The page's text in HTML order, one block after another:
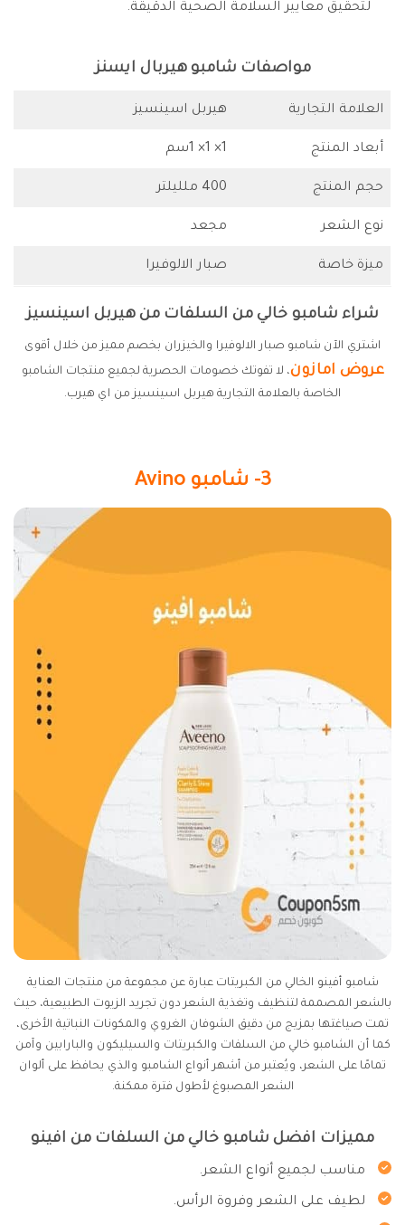
لتحقيق معايير السلامة الصحية الدقيقة.
مواصفات شامبو هيربال ايسنز
العلامة التجارية هيربل اسينسيز
أبعاد المنتج 1× 1× 1سم
حجم المنتج 400 ملليلتر
نوع الشعر مجعد
ميزة خاصة صبار الالوفيرا
شراء شامبو خالي من السلفات من هيربل اسينسيز
اشتري الآن شامبو صبار الالوفيرا والخيزران بخصم مميز من خلال أقوى
عروض امازون، لا تفوتك خصومات الحصرية لجميع منتجات الشامبو
الخاصة بالعلامة التجارية هيربل اسينسيز من اي هيرب.
3- شامبو Avino
شامبو أفينو الخالي من الكبريتات عبارة عن مجموعة من منتجات العناية
بالشعر المصممة لتنظيف وتغذية الشعر دون تجريد الزيوت الطبيعية، حيث
تمت صياغتها بمزيج من دقيق الشوفان الغروي والمكونات النباتية الأخرى،
كما أن الشامبو خالي من السلفات والكبريتات والسيليكون والبارابين وآمن
تمامًا على الشعر، ويُعتبر من أشهر أنواع الشامبو والذي يحافظ على ألوان
الشعر المصبوغ لأطول فترة ممكنة.
مميزات افضل شامبو خالي من السلفات من افينو
مناسب لجميع أنواع الشعر.
لطيف على الشعر وفروة الرأس.